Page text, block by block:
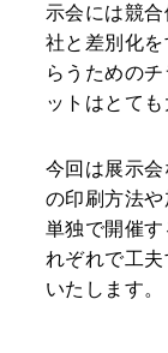
示会には競
社と差別化
らうための
ットはとても
今回は展示
の印刷方法や
単独で開催
れぞれで工
いたします。